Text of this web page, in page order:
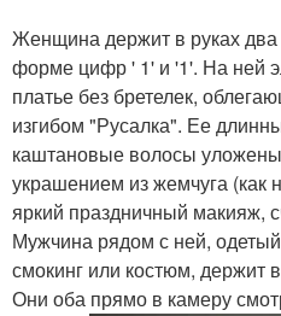
Женщина держит в руках
форме цифр ' 1' и '1'. На ней
платье без бретелек,
изгибом "Русалка". Ее
каштановые волосы
украшением из жемчуга
яркий праздничный макияж,
Мужчина рядом с ней,
смокинг или костюм, держит
Они оба прямо в камеру